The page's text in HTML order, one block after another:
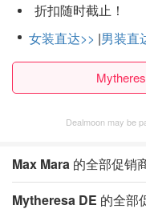
折扣随时截止！
女装直达>>
男装直
Dealmoon may be
Max Mara 的全部促销
Mytheresa DE 的全部